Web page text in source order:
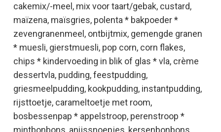
cakemix/-meel, mix voor taart/gebak, custard,
maïzena, maïsgries, polenta * bakpoeder *
zevengranenmeel, ontbijtmix, gemengde granen
* muesli, gierstmuesli, pop corn, corn flakes,
chips * kindervoeding in blik of glas * vla, crème
dessertvla, pudding, feestpudding,
griesmeelpudding, kookpudding, instantpudding,
rijsttoetje, carameltoetje met room,
bosbessenpap * appelstroop, perenstroop *
mintbonbons, anijssnoepjes, kersenbonbons,